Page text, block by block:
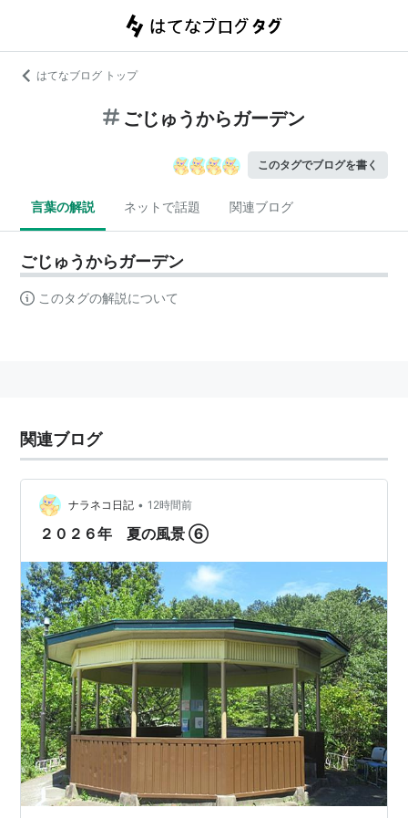
はてなブログ トップ
ごじゅうからガーデン
このタグでブログを書く
言葉の解説 ネットで話題 関連ブログ
ごじゅうからガーデン
このタグの解説について
関連ブログ
ナラネコ日記 • 12時間前
２０２６年 夏の風景 ⑥